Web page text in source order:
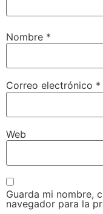
Nombre *
Correo electrónico *
Web
Guarda mi nombre,
navegador para la